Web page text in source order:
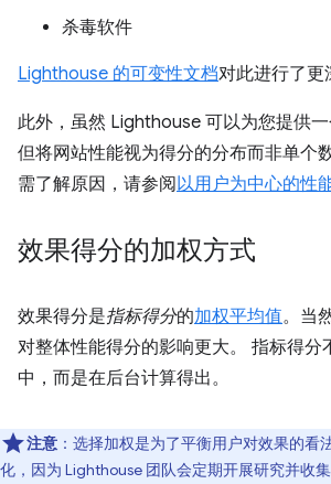
杀毒软件
Lighthouse 的可变性文档对此进行了更
此外，虽然 Lighthouse 可以为您提供一
但将网站性能视为得分的分布而非单个
需了解原因，请参阅以用户为中心的性
效果得分的加权方式
效果得分是指标得分的加权平均值。当
对整体性能得分的影响更大。 指标得分
中，而是在后台计算得出。
注意 ：选择加权是为了平衡用户对效果的看
化，因为 Lighthouse 团队会定期开展研究并收